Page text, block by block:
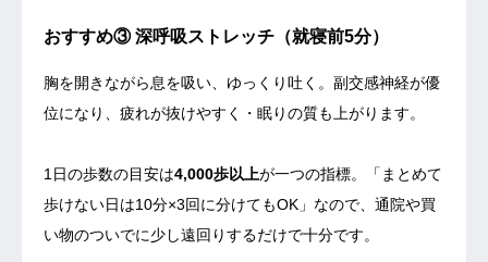
おすすめ③ 深呼吸ストレッチ（就寝前5分）
胸を開きながら息を吸い、ゆっくり吐く。副交感神経が優
位になり、疲れが抜けやすく・眠りの質も上がります。
1日の歩数の目安は4,000歩以上が一つの指標。「まとめて
歩けない日は10分×3回に分けてもOK」なので、通院や買
い物のついでに少し遠回りするだけで十分です。